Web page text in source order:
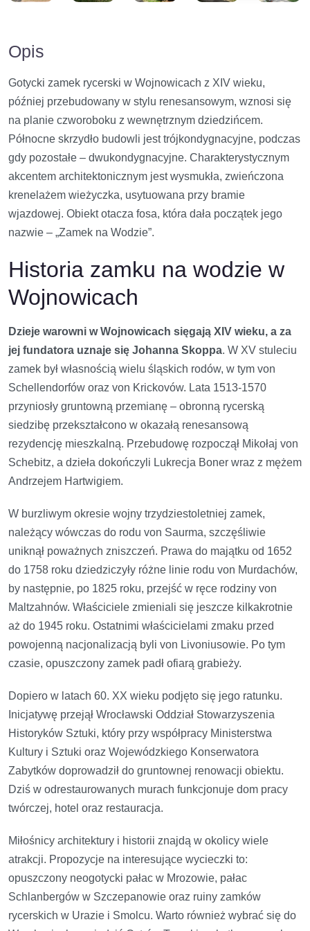
Opis
Gotycki zamek rycerski w Wojnowicach z XIV wieku,
później przebudowany w stylu renesansowym, wznosi się
na planie czworoboku z wewnętrznym dziedzińcem.
Północne skrzydło budowli jest trójkondygnacyjne, podczas
gdy pozostałe – dwukondygnacyjne. Charakterystycznym
akcentem architektonicznym jest wysmukła, zwieńczona
krenelażem wieżyczka, usytuowana przy bramie
wjazdowej. Obiekt otacza fosa, która dała początek jego
nazwie – „Zamek na Wodzie”.
Historia zamku na wodzie w
Wojnowicach
Dzieje warowni w Wojnowicach sięgają XIV wieku, a za
jej fundatora uznaje się Johanna Skoppa. W XV stuleciu
zamek był własnością wielu śląskich rodów, w tym von
Schellendorfów oraz von Krickovów. Lata 1513-1570
przyniosły gruntowną przemianę – obronną rycerską
siedzibę przekształcono w okazałą renesansową
rezydencję mieszkalną. Przebudowę rozpoczął Mikołaj von
Schebitz, a dzieła dokończyli Lukrecja Boner wraz z mężem
Andrzejem Hartwigiem.
W burzliwym okresie wojny trzydziestoletniej zamek,
należący wówczas do rodu von Saurma, szczęśliwie
uniknął poważnych zniszczeń. Prawa do majątku od 1652
do 1758 roku dziedziczyły różne linie rodu von Murdachów,
by następnie, po 1825 roku, przejść w ręce rodziny von
Maltzahnów. Właściciele zmieniali się jeszcze kilkakrotnie
aż do 1945 roku. Ostatnimi właścicielami zmaku przed
powojenną nacjonalizacją byli von Livoniusowie. Po tym
czasie, opuszczony zamek padł ofiarą grabieży.
Dopiero w latach 60. XX wieku podjęto się jego ratunku.
Inicjatywę przejął Wrocławski Oddział Stowarzyszenia
Historyków Sztuki, który przy współpracy Ministerstwa
Kultury i Sztuki oraz Wojewódzkiego Konserwatora
Zabytków doprowadził do gruntownej renowacji obiektu.
Dziś w odrestaurowanych murach funkcjonuje dom pracy
twórczej, hotel oraz restauracja.
Miłośnicy architektury i historii znajdą w okolicy wiele
atrakcji. Propozycje na interesujące wycieczki to:
opuszczony neogotycki pałac w Mrozowie, pałac
Schlanbergów w Szczepanowie oraz ruiny zamków
rycerskich w Urazie i Smolcu. Warto również wybrać się do